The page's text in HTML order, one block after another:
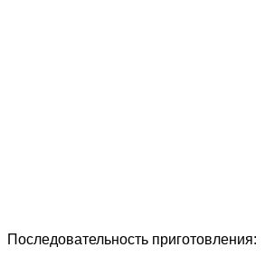
Последовательность приготовления: